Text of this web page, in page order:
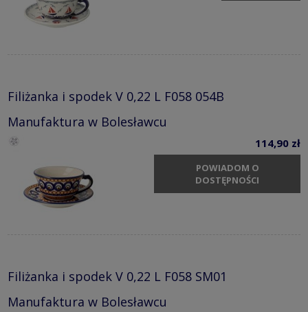
Filiżanka i spodek V 0,22 L F058 054B
Manufaktura w Bolesławcu
114,90 zł
POWIADOM O
DOSTĘPNOŚCI
Filiżanka i spodek V 0,22 L F058 SM01
Manufaktura w Bolesławcu